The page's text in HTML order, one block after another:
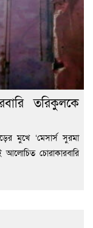
তরিকুলকে
মুখে ‘মেসার্স সুরমা
আলোচিত চোরাকারবারি